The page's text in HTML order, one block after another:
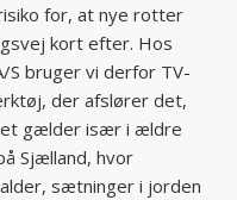
for, at nye rotter
kort efter. Hos
S bruger vi derfor TV-
der afslører det,
gælder især i ældre
Sjælland, hvor
sætninger i jorden